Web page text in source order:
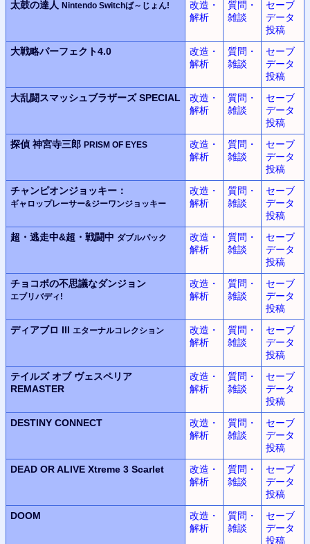
太鼓の達人 Nintendo Switchば～じょん!
改造・
解析
質問・
雑談
セーブ
データ
投稿
大戦略パーフェクト4.0
改造・
解析
質問・
雑談
セーブ
データ
投稿
大乱闘スマッシュブラザーズ SPECIAL
改造・
解析
質問・
雑談
セーブ
データ
投稿
探偵 神宮寺三郎 PRISM OF EYES
改造・
解析
質問・
雑談
セーブ
データ
投稿
チャンピオンジョッキー：
ギャロップレーサー&ジーワンジョッキー
改造・
解析
質問・
雑談
セーブ
データ
投稿
超・逃走中&超・戦闘中 ダブルパック
改造・
解析
質問・
雑談
セーブ
データ
投稿
チョコボの不思議なダンジョン
エブリバディ!
改造・
解析
質問・
雑談
セーブ
データ
投稿
ディアブロ III エターナルコレクション
改造・
解析
質問・
雑談
セーブ
データ
投稿
テイルズ オブ ヴェスペリア
REMASTER
改造・
解析
質問・
雑談
セーブ
データ
投稿
DESTINY CONNECT
改造・
解析
質問・
雑談
セーブ
データ
投稿
DEAD OR ALIVE Xtreme 3 Scarlet
改造・
解析
質問・
雑談
セーブ
データ
投稿
DOOM
改造・
解析
質問・
雑談
セーブ
データ
投稿